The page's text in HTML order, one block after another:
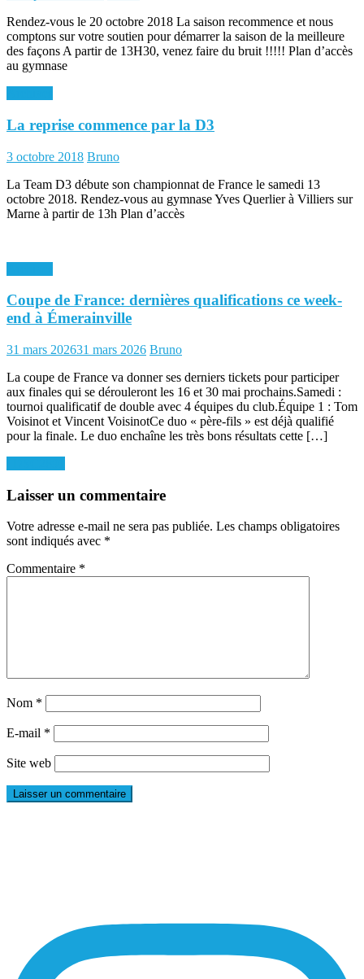
Rendez-vous le 20 octobre 2018 La saison recommence et nous
comptons sur votre soutien pour démarrer la saison de la meilleure
des façons A partir de 13H30, venez faire du bruit !!!!! Plan d’accès
au gymnase
La reprise commence par la D3
Posted
3 octobre 2018 Author
Bruno
La Team D3 débute son championnat de France le samedi 13
octobre 2018. Rendez-vous au gymnase Yves Querlier à Villiers sur
Marne à partir de 13h Plan d’accès
Coupe de France: dernières qualifications ce week-
end à Émerainville
Posted
31 mars 202631 mars 2026 Author
Bruno
La coupe de France va donner ses derniers tickets pour participer
aux finales qui se dérouleront les 16 et 30 mai prochains.Samedi :
tournoi qualificatif de double avec 4 équipes du club.Équipe 1 : Tom
Voisinot et Vincent VoisinotCe duo « père-fils » est déjà qualifié
pour la finale. Le duo enchaîne les très bons résultats cette […]
Navigation
de
Laisser un commentaire
Votre adresse e-mail ne sera pas publiée. Les champs obligatoires
sont indiqués avec *
Commentaire *
Nom *
E-mail *
Site web